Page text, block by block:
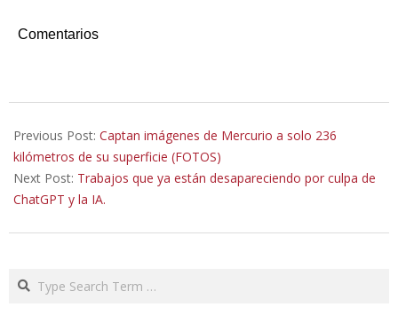
Comentarios
06-
23
Previous Post: Captan imágenes de Mercurio a solo 236
kilómetros de su superficie (FOTOS)
Next Post: Trabajos que ya están desapareciendo por culpa de
ChatGPT y la IA.
Search